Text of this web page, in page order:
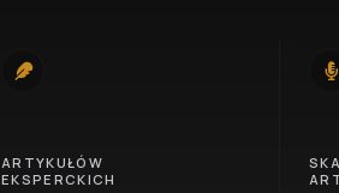
ARTYKUŁÓW
EKSPERCKICH